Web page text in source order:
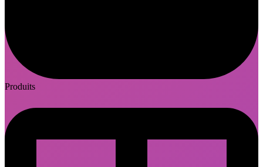
Produits